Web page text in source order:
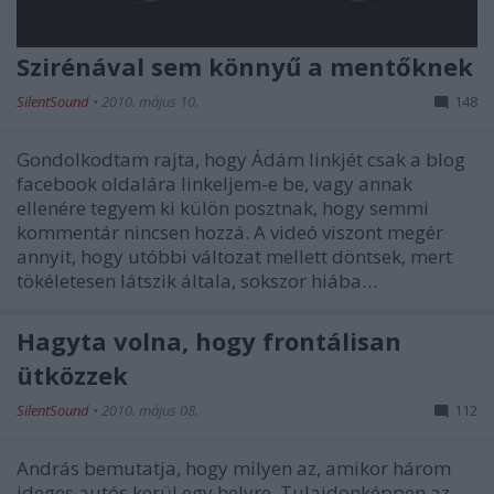
Szirénával sem könnyű a mentőknek
SilentSound • 2010. május 10. 148
Gondolkodtam rajta, hogy Ádám linkjét csak a blog
facebook oldalára linkeljem-e be, vagy annak
ellenére tegyem ki külön posztnak, hogy semmi
kommentár nincsen hozzá. A videó viszont megér
annyit, hogy utóbbi változat mellett döntsek, mert
tökéletesen látszik általa, sokszor hiába…
Hagyta volna, hogy frontálisan
ütközzek
SilentSound • 2010. május 08. 112
András bemutatja, hogy milyen az, amikor három